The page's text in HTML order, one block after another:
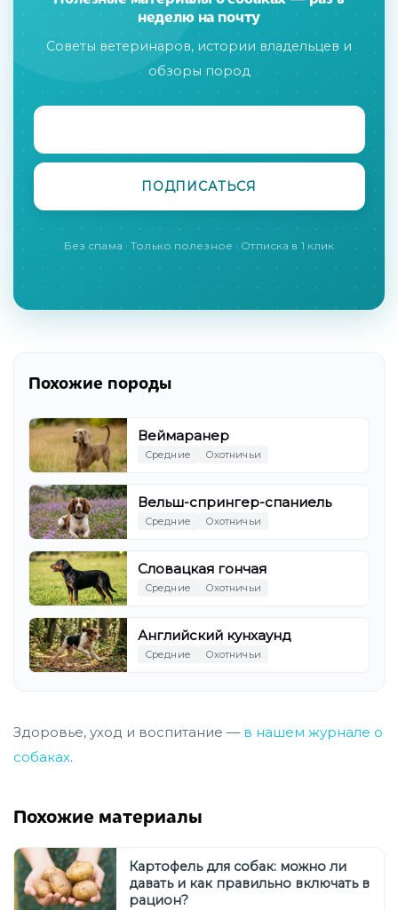
неделю на почту
Советы ветеринаров, истории владельцев и
обзоры пород
Без спама · Только полезное · Отписка в 1 клик
Похожие породы
Веймаранер
Средние Охотничьи
Вельш-спрингер-спаниель
Средние Охотничьи
Словацкая гончая
Средние Охотничьи
Английский кунхаунд
Средние Охотничьи
Здоровье, уход и воспитание — в нашем журнале о
собаках.
Похожие материалы
Картофель для собак: можно ли
давать и как правильно включать в
рацион?